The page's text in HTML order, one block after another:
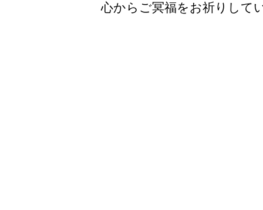
心からご冥福をお祈りして